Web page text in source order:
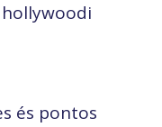
és pontos